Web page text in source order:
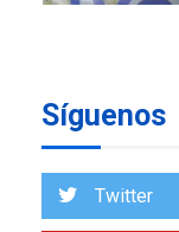
Síguenos
Twitter